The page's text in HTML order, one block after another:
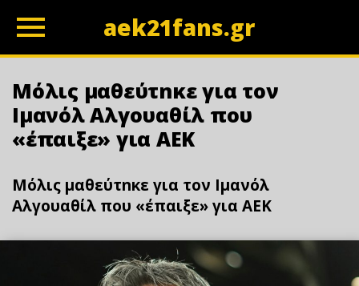
aek21fans.gr
Μόλις μαθεύτnκε για τον
Ιμανόλ Αλγουαθίλ που
«έπαιξε» για ΑΕΚ
Μόλις μαθεύτnκε για τον Ιμανόλ
Αλγουαθίλ που «έπαιξε» για ΑΕΚ